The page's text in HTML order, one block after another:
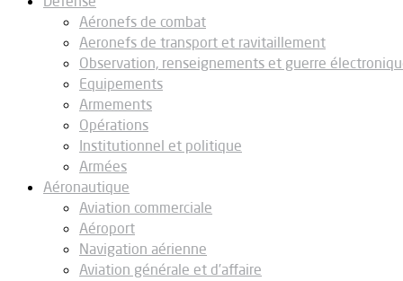
Aéronefs de combat
Aeronefs de transport et ravitaillement
Observation, renseignements et guerre
Equipements
Armements
Opérations
Institutionnel et politique
Armées
Aéronautique
Aviation commerciale
Aéroport
Navigation aérienne
Aviation générale et d’affaire